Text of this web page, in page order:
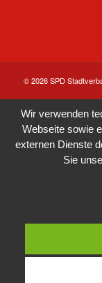
© 2026 SPD
Wir verwenden
Webseite sowie
externen Dienste
Sie